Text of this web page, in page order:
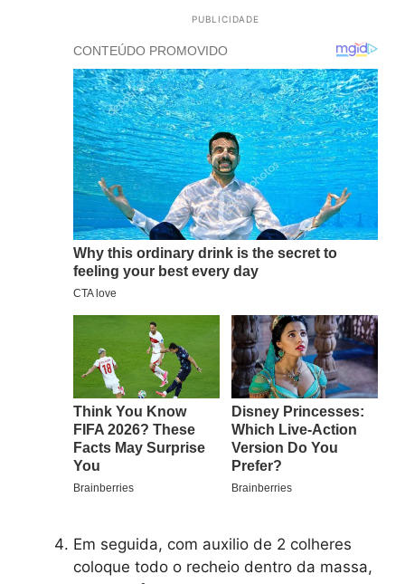
PUBLICIDADE
Em seguida, com auxilio de 2 colheres
coloque todo o recheio dentro da massa,